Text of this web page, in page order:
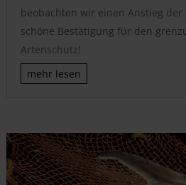
beobachten wir einen Anstieg
schöne Bestätigung für den
Artenschutz!
mehr lesen